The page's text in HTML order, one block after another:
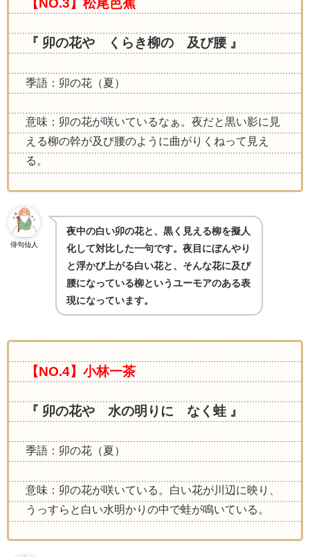
【NO.3】松尾芭蕉
『 卯の花や くらき柳の 及び腰 』
季語：卯の花（夏）
意味：卯の花が咲いているなぁ。夜だと黒い影に見
える柳の幹が及び腰のように曲がりくねって見え
る。
俳句仙人
夜中の白い卯の花と、黒く見える柳を擬人
化して対比した一句です。夜目にぼんやり
と浮かび上がる白い花と、そんな花に及び
腰になっている柳というユーモアのある表
現になっています。
【NO.4】小林一茶
『 卯の花や 水の明りに なく蛙 』
季語：卯の花（夏）
意味：卯の花が咲いている。白い花が川辺に映り、
うっすらと白い水明かりの中で蛙が鳴いている。